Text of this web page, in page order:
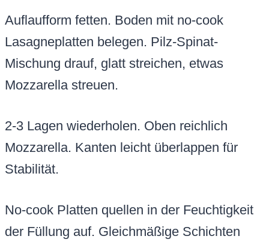
Auflaufform fetten. Boden mit no-cook
Lasagneplatten belegen. Pilz-Spinat-
Mischung drauf, glatt streichen, etwas
Mozzarella streuen.
2-3 Lagen wiederholen. Oben reichlich
Mozzarella. Kanten leicht überlappen für
Stabilität.
No-cook Platten quellen in der Feuchtigkeit
der Füllung auf. Gleichmäßige Schichten